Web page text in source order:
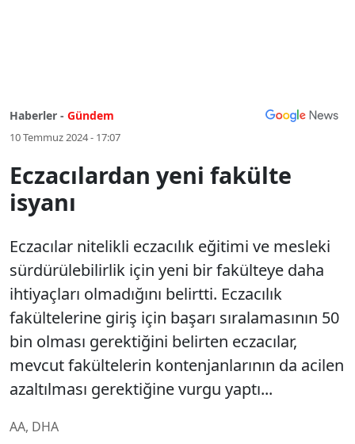
Haberler - Gündem
10 Temmuz 2024 - 17:07
Eczacılardan yeni fakülte
isyanı
Eczacılar nitelikli eczacılık eğitimi ve mesleki
sürdürülebilirlik için yeni bir fakülteye daha
ihtiyaçları olmadığını belirtti. Eczacılık
fakültelerine giriş için başarı sıralamasının 50
bin olması gerektiğini belirten eczacılar,
mevcut fakültelerin kontenjanlarının da acilen
azaltılması gerektiğine vurgu yaptı...
AA, DHA